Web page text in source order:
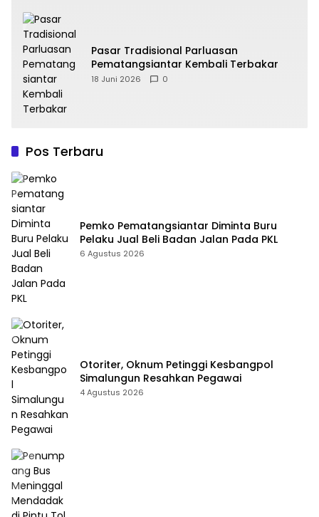
Pasar Tradisional Parluasan
Pematangsiantar Kembali Terbakar
18 Juni 2026 0
Pos Terbaru
Pemko Pematangsiantar Diminta Buru
Pelaku Jual Beli Badan Jalan Pada PKL
6 Agustus 2026
Otoriter, Oknum Petinggi Kesbangpol
Simalungun Resahkan Pegawai
4 Agustus 2026